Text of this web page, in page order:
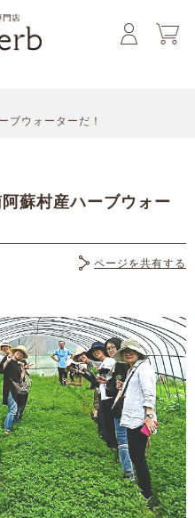
ブウォーターだ！
蘇村産ハーブウォー
ページを共有する